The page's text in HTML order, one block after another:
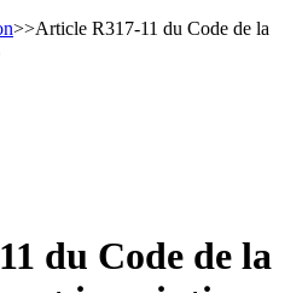
>>Article R317-11 du Code de la
du Code de la